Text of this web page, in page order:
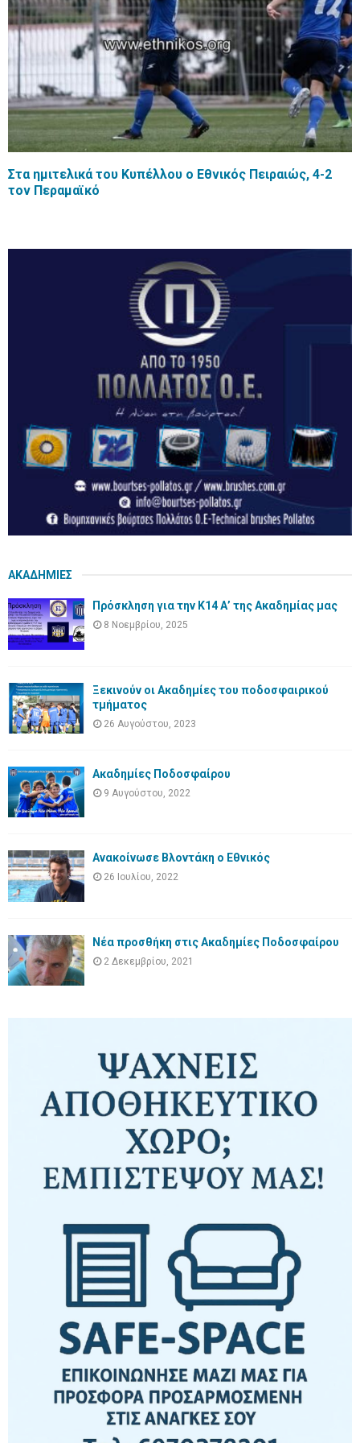
Στα ημιτελικά του Κυπέλλου ο Εθνικός Πειραιώς, 4-2
τον Περαμαϊκό
ΑΚΑΔΗΜΙΕΣ
Πρόσκληση για την Κ14 Α’ της Ακαδημίας μας
8 Νοεμβρίου, 2025
Ξεκινούν οι Ακαδημίες του ποδοσφαιρικού
τμήματος
26 Αυγούστου, 2023
Ακαδημίες Ποδοσφαίρου
9 Αυγούστου, 2022
Ανακοίνωσε Βλοντάκη ο Εθνικός
26 Ιουλίου, 2022
Νέα προσθήκη στις Ακαδημίες Ποδοσφαίρου
2 Δεκεμβρίου, 2021